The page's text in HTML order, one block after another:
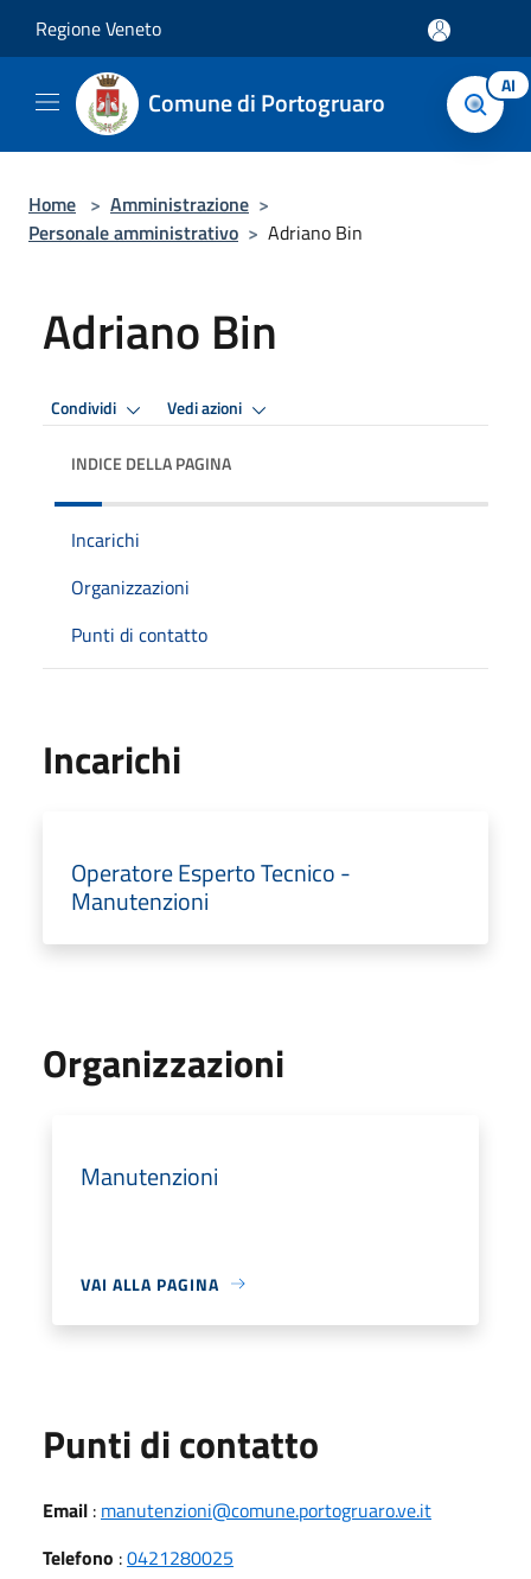
Regione Veneto
Comune di Portogruaro AI
Home > Amministrazione >
Personale amministrativo > Adriano Bin
Adriano Bin
Condividi Vedi azioni
INDICE DELLA PAGINA
Incarichi
Organizzazioni
Punti di contatto
Incarichi
Operatore Esperto Tecnico -
Manutenzioni
Organizzazioni
Manutenzioni
VAI ALLA PAGINA
Punti di contatto
Email : manutenzioni@comune.portogruaro.ve.it
Telefono :0421280025